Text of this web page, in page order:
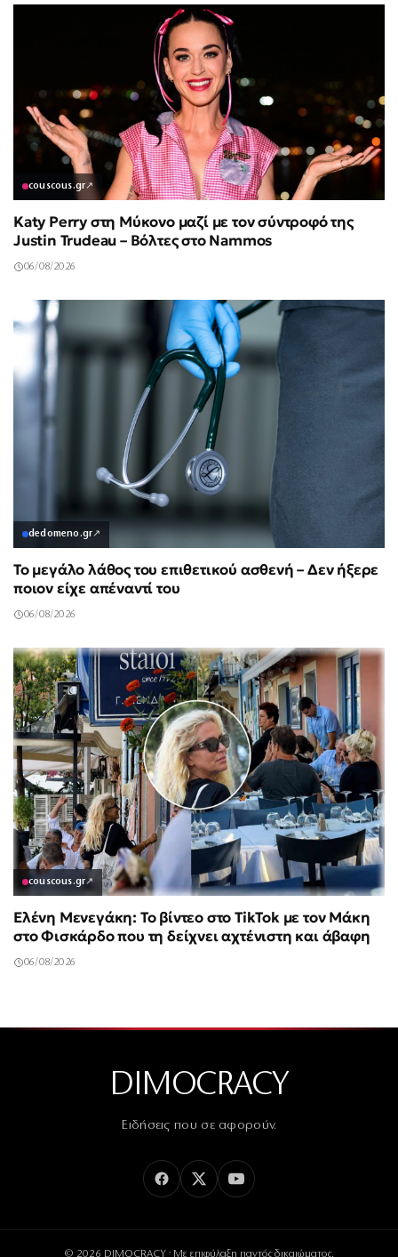
couscous.gr↗
Katy Perry στη Μύκονο μαζί με τον σύντροφό της
Justin Trudeau – Βόλτες στο Nammos
06/08/2026
dedomeno.gr↗
Το μεγάλο λάθος του επιθετικού ασθενή – Δεν ήξερε
ποιον είχε απέναντί του
06/08/2026
couscous.gr↗
Ελένη Μενεγάκη: Το βίντεο στο TikTok με τον Μάκη
στο Φισκάρδο που τη δείχνει αχτένιστη και άβαφη
06/08/2026
DIMOCRACY
Ειδήσεις που σε αφορούν.
© 2026 DIMOCRACY · Με επιφύλαξη παντός δικαιώματος.